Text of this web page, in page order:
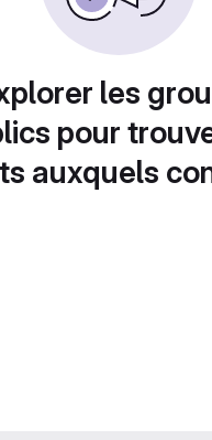
les
pour
auxquels